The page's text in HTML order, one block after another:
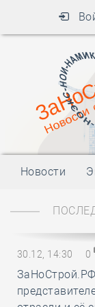
Новости
30.12, 14:30 0
ЗаНоСтрой.РФ